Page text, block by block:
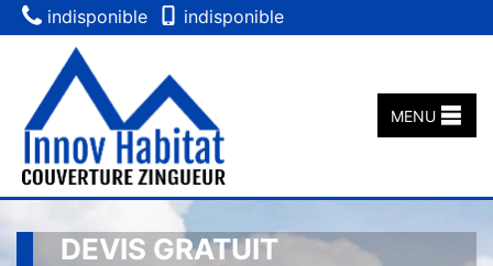
indisponible indisponible
MENU
DEVIS GRATUIT